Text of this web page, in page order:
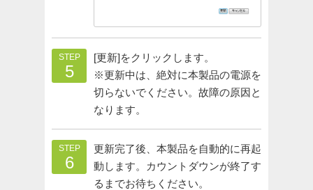
STEP
5
[更新]をクリックします。
※更新中は、絶対に本製品の電源を
切らないでください。故障の原因と
なります。
STEP
6
更新完了後、本製品を自動的に再起
動します。カウントダウンが終了す
るまでお待ちください。